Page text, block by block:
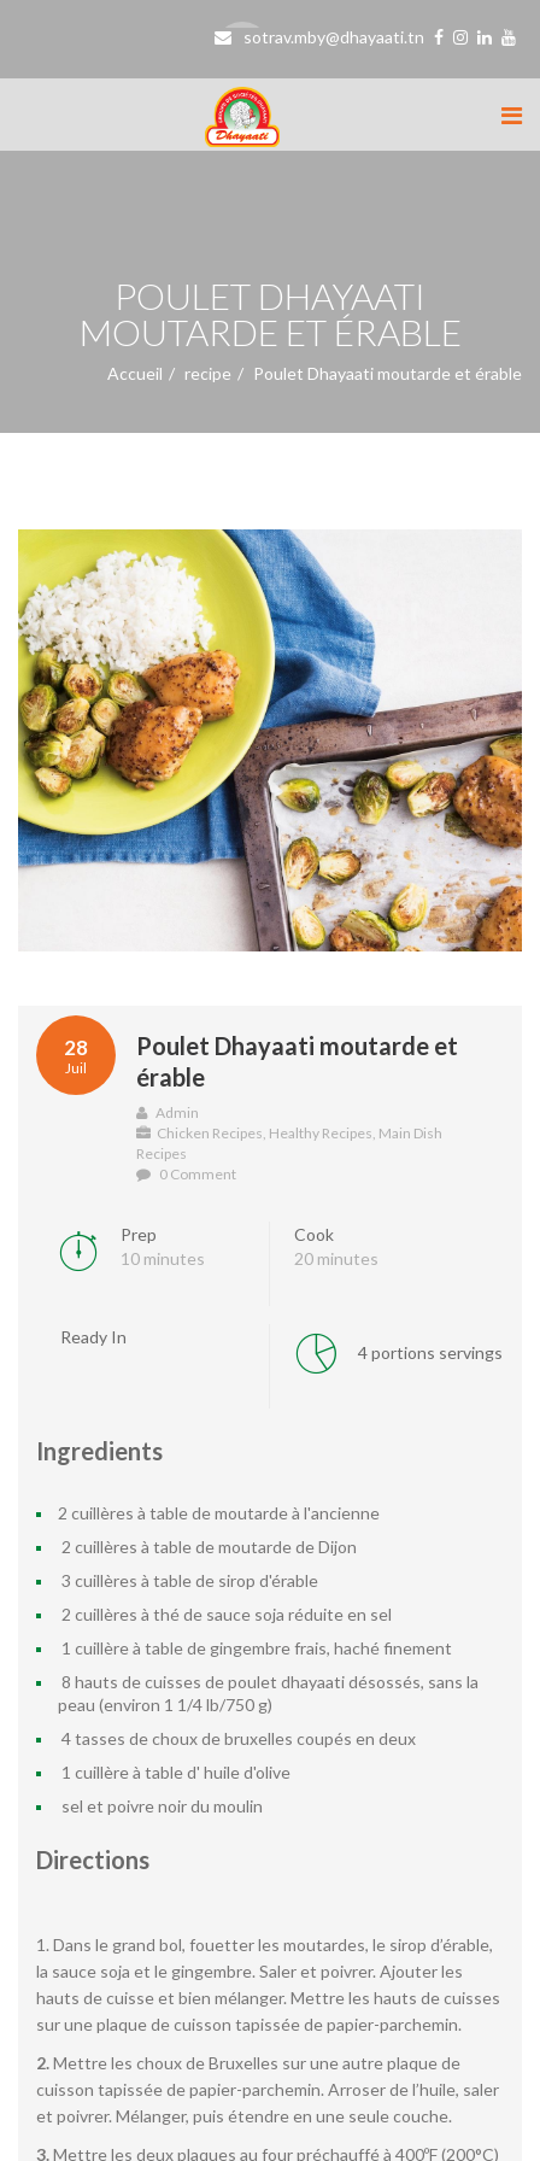
sotrav.mby@dhayaati.tn
POULET DHAYAATI
MOUTARDE ET ÉRABLE
Accueil recipe Poulet Dhayaati moutarde et érable
28
Juil
Poulet Dhayaati moutarde et
érable
Admin
Chicken Recipes, Healthy Recipes, Main Dish
Recipes
0 Comment
Prep
10 minutes
Cook
20 minutes
Ready In
4 portions servings
Ingredients
2 cuillères à table de moutarde à l'ancienne
2 cuillères à table de moutarde de Dijon
3 cuillères à table de sirop d'érable
2 cuillères à thé de sauce soja réduite en sel
1 cuillère à table de gingembre frais, haché finement
8 hauts de cuisses de poulet dhayaati désossés, sans la
peau (environ 1 1/4 lb/750 g)
4 tasses de choux de bruxelles coupés en deux
1 cuillère à table d' huile d'olive
sel et poivre noir du moulin
Directions
1. Dans le grand bol, fouetter les moutardes, le sirop d’érable,
la sauce soja et le gingembre. Saler et poivrer. Ajouter les
hauts de cuisse et bien mélanger. Mettre les hauts de cuisses
sur une plaque de cuisson tapissée de papier-parchemin.
2.Mettre les choux de Bruxelles sur une autre plaque de
cuisson tapissée de papier-parchemin. Arroser de l’huile, saler
et poivrer. Mélanger, puis étendre en une seule couche.
3.Mettre les deux plaques au four préchauffé à 400ºF (200°C)